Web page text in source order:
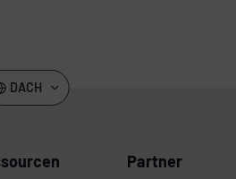
DACH
Partner